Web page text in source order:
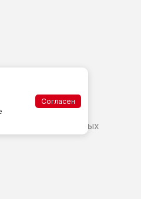
персональных
Согласен